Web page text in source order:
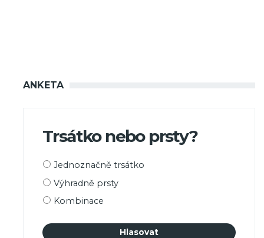
ANKETA
Trsátko nebo prsty?
Možnosti
Jednoznačně trsátko
Výhradně prsty
Kombinace